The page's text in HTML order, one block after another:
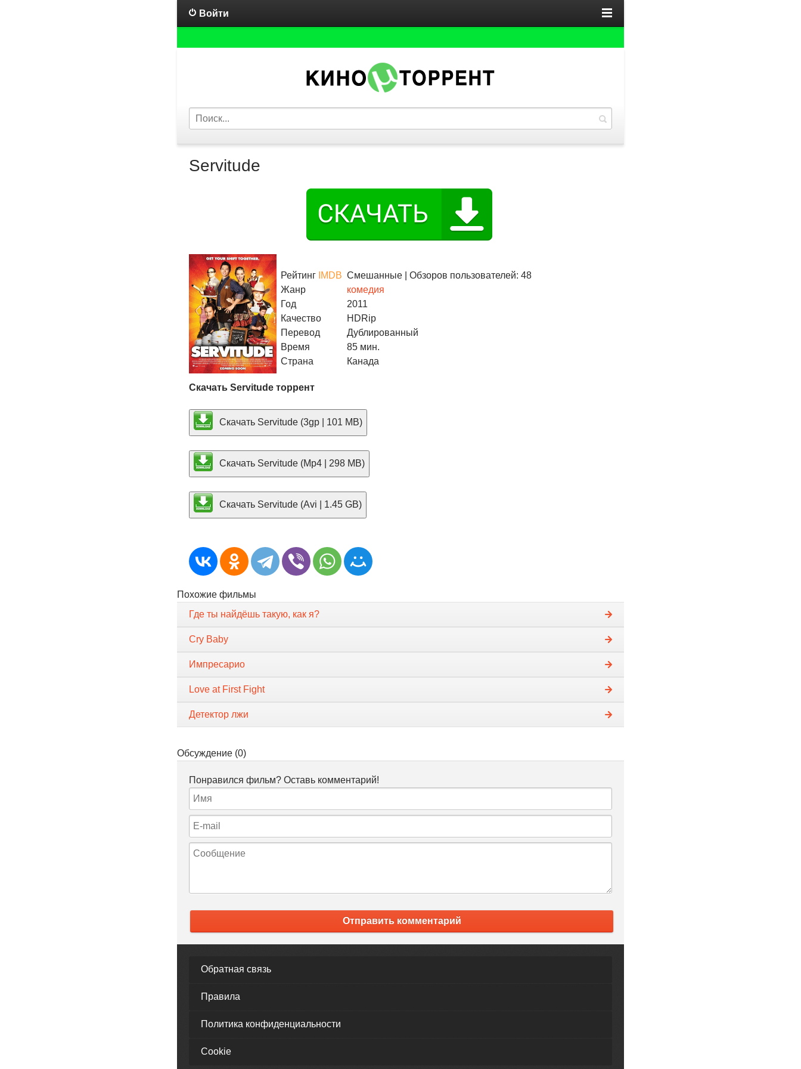
Войти
Servitude
Рейтинг IMDB Смешанные | Обзоров пользователей: 48
Жанр
комедия
Год
2011
Качество
HDRip
Перевод
Дублированный
Время
85 мин.
Страна
Канада
Скачать Servitude торрент
Скачать Servitude (3gp | 101 MB)
Скачать Servitude (Mp4 | 298 MB)
Скачать Servitude (Avi | 1.45 GB)
Похожие фильмы
Где ты найдёшь такую, как я?
Cry Baby
Импресарио
Love at First Fight
Детектор лжи
Обсуждение (0)
Понравился фильм? Оставь комментарий!
Отправить комментарий
Обратная связь
Правила
Политика конфиденциальности
Cookie